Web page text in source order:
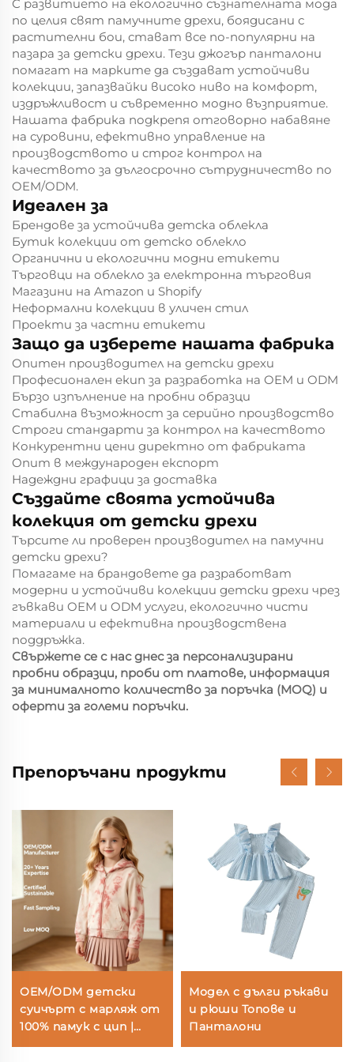
С развитието на екологично съзнателната мода
по целия свят памучните дрехи, боядисани с
растителни бои, стават все по-популярни на
пазара за детски дрехи. Тези джогър панталони
помагат на марките да създават устойчиви
колекции, запазвайки високо ниво на комфорт,
издръжливост и съвременно модно възприятие.
Нашата фабрика подкрепя отговорно набавяне
на суровини, ефективно управление на
производството и строг контрол на
качеството за дългосрочно сътрудничество по
OEM/ODM.
Идеален за
Брендове за устойчива детска облекла
Бутик колекции от детско облекло
Органични и екологични модни етикети
Търговци на облекло за електронна търговия
Магазини на Amazon и Shopify
Неформални колекции в уличен стил
Проекти за частни етикети
Защо да изберете нашата фабрика
Опитен производител на детски дрехи
Професионален екип за разработка на OEM и ODM
Бързо изпълнение на пробни образци
Стабилна възможност за серийно производство
Строги стандарти за контрол на качеството
Конкурентни цени директно от фабриката
Опит в международен експорт
Надеждни графици за доставка
Създайте своята устойчива
колекция от детски дрехи
Търсите ли проверен производител на памучни
детски дрехи?
Помагаме на брандовете да разработват
модерни и устойчиви колекции детски дрехи чрез
гъвкави OEM и ODM услуги, екологично чисти
материали и ефективна производствена
поддръжка.
Свържете се с нас днес за персонализирани
пробни образци, проби от платове, информация
за минималното количество за поръчка (MOQ) и
оферти за големи поръчки.
Препоръчани продукти
OEM/ODM детски
суичърт с марляж от
100% памук с цип |
Екологична детска
Модел с дълги ръкави
и рюши Топове и
Панталони